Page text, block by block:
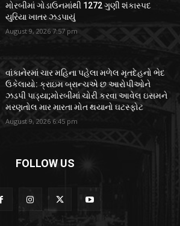
મોરબીમાં ગોડાઉનમાંથી 1272 ગુણી શંકાસ્પદ
યુરિયા ખાતર ઝડપાયું
August 9, 2026 7:57 pm
વાંકાનેરમાં ચાર મહિના પહેલા મળેલ મૃતદેહનો ભેદ
ઉકેલાયો: ક્રાઇમ બ્રાન્ચએ છ આરોપીઓને
ઝડપી પાડ્યા;મોરબીમાં ચોરી કરવા આવેલ ઇસમને
મરણતોલ માર મારતા મોત થયાનો ઘટસ્ફોટ
August 9, 2026 6:45 pm
FOLLOW US